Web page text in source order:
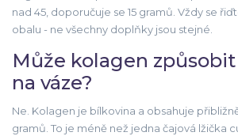
nad 45, doporučuje se 15 gramů. Vždy se
obalu - ne všechny doplňky jsou stejné.
Může kolagen
na váze?
Ne. Kolagen je bílkovina a obsahuje
gramů. To je méně než jedna čajová lžička